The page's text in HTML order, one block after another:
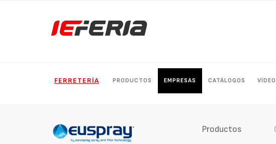
FERRETERÍA PRODUCTOS EMPRESAS CATÁLOGOS
Productos